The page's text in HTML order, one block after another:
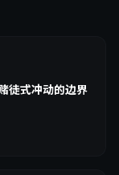
徒式冲动的边界